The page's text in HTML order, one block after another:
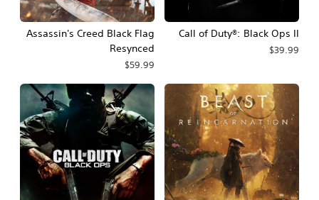
Call of Duty®: Black Ops II
$39.99
Assassin's Creed Black Flag
Resynced
$59.99